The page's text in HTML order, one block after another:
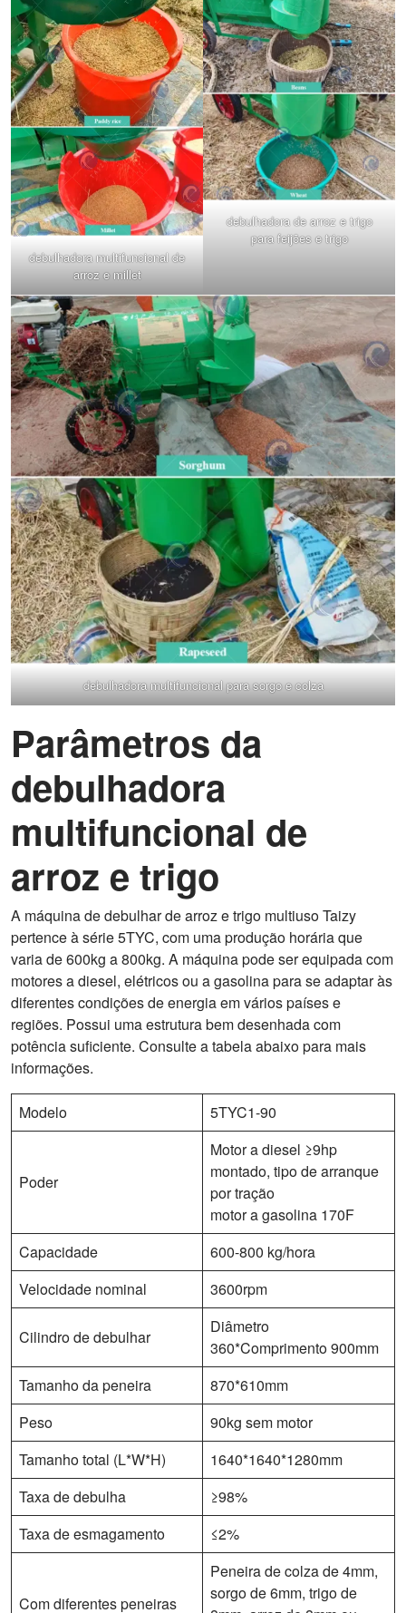
debulhadora multifuncional de
arroz e millet
debulhadora de arroz e trigo
para feijões e trigo
debulhadora multifuncional para sorgo e colza
Parâmetros da
debulhadora
multifuncional de
arroz e trigo
A máquina de debulhar de arroz e trigo multiuso Taizy
pertence à série 5TYC, com uma produção horária que
varia de 600kg a 800kg. A máquina pode ser equipada com
motores a diesel, elétricos ou a gasolina para se adaptar às
diferentes condições de energia em vários países e
regiões. Possui uma estrutura bem desenhada com
potência suficiente. Consulte a tabela abaixo para mais
informações.
Modelo 5TYC1-90
Poder
Motor a diesel ≥9hp
montado, tipo de arranque
por tração
motor a gasolina 170F
Capacidade
600-800 kg/hora
Velocidade nominal
3600rpm
Cilindro de debulhar
Diâmetro
360*Comprimento 900mm
Tamanho da peneira
870*610mm
Peso
90kg sem motor
Tamanho total (L*W*H)
1640*1640*1280mm
Taxa de debulha
≥98%
Taxa de esmagamento
≤2%
Com diferentes peneiras
Peneira de colza de 4mm,
sorgo de 6mm, trigo de